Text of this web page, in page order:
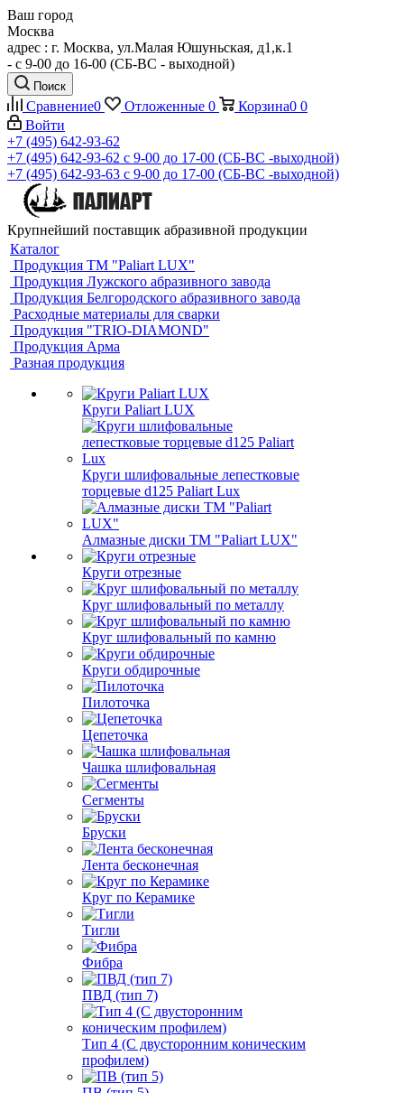
Ваш город
Москва
адрес : г. Москва, ул.Малая Юшуньская, д1,к.1
- c 9-00 до 16-00 (СБ-ВС - выходной)
Поиск
Сравнение0 Отложенные 0 Корзина0 0
Войти
+7 (495) 642-93-62
+7 (495) 642-93-62 c 9-00 до 17-00 (СБ-ВС -выходной)
+7 (495) 642-93-63 c 9-00 до 17-00 (СБ-ВС -выходной)
Крупнейший поставщик абразивной продукции
Каталог
Продукция ТМ "Paliart LUX"
Продукция Лужского абразивного завода
Продукция Белгородского абразивного завода
Расходные материалы для сварки
Продукция "TRIO-DIAMOND"
Продукция Арма
Разная продукция
Круги Paliart LUX
Круги шлифовальные лепестковые
торцевые d125 Paliart Lux
Алмазные диски ТМ "Paliart LUX"
Круги отрезные
Круг шлифовальный по металлу
Круг шлифовальный по камню
Круги обдирочные
Пилоточка
Цепеточка
Чашка шлифовальная
Сегменты
Бруски
Лента бесконечная
Круг по Керамике
Тигли
Фибра
ПВД (тип 7)
Тип 4 (С двусторонним коническим
профилем)